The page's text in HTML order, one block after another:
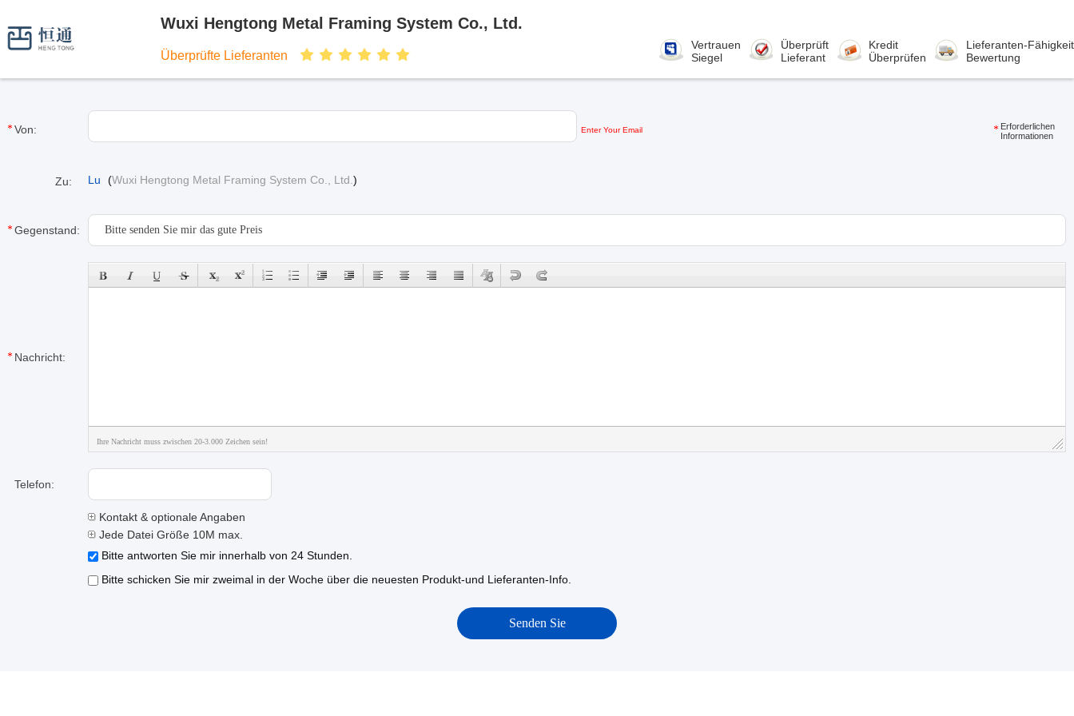
Wuxi Hengtong Metal Framing System Co., Ltd.
Überprüfte Lieferanten
Vertrauen
Siegel
Überprüft
Lieferant
Kredit
Überprüfen
Lieferanten-Fähigkeit
Bewertung
Von: Enter Your Email
Erforderlichen
Informationen
Zu: Lu (Wuxi Hengtong Metal Framing System Co., Ltd. )
Gegenstand:
Nachricht:
Ihre Nachricht muss zwischen 20-3.000 Zeichen sein!
Telefon:
Kontakt & optionale Angaben
Jede Datei Größe 10M max.
Bitte antworten Sie mir innerhalb von 24 Stunden.
Bitte schicken Sie mir zweimal in der Woche über die neuesten Produkt-und Lieferanten-Info.